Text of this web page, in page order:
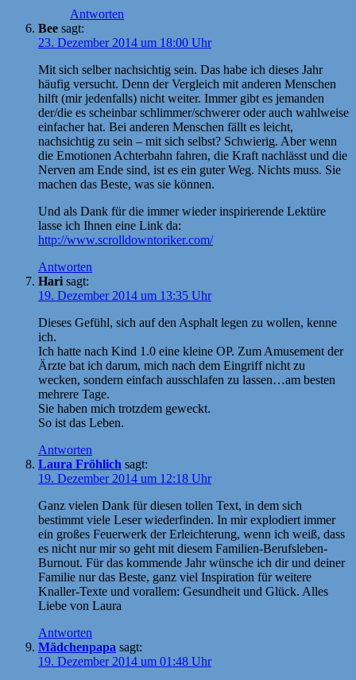
Antworten
Bee sagt:
23. Dezember 2014 um 18:00 Uhr
Mit sich selber nachsichtig sein. Das habe ich dieses Jahr
häufig versucht. Denn der Vergleich mit anderen Menschen
hilft (mir jedenfalls) nicht weiter. Immer gibt es jemanden
der/die es scheinbar schlimmer/schwerer oder auch wahlweise
einfacher hat. Bei anderen Menschen fällt es leicht,
nachsichtig zu sein – mit sich selbst? Schwierig. Aber wenn
die Emotionen Achterbahn fahren, die Kraft nachlässt und die
Nerven am Ende sind, ist es ein guter Weg. Nichts muss. Sie
machen das Beste, was sie können.
Und als Dank für die immer wieder inspirierende Lektüre
lasse ich Ihnen eine Link da:
http://www.scrolldowntoriker.com/
Antworten
Hari sagt:
19. Dezember 2014 um 13:35 Uhr
Dieses Gefühl, sich auf den Asphalt legen zu wollen, kenne
ich.
Ich hatte nach Kind 1.0 eine kleine OP. Zum Amusement der
Ärzte bat ich darum, mich nach dem Eingriff nicht zu
wecken, sondern einfach ausschlafen zu lassen…am besten
mehrere Tage.
Sie haben mich trotzdem geweckt.
So ist das Leben.
Antworten
Laura Fröhlich sagt:
19. Dezember 2014 um 12:18 Uhr
Ganz vielen Dank für diesen tollen Text, in dem sich
bestimmt viele Leser wiederfinden. In mir explodiert immer
ein großes Feuerwerk der Erleichterung, wenn ich weiß, dass
es nicht nur mir so geht mit diesem Familien-Berufsleben-
Burnout. Für das kommende Jahr wünsche ich dir und deiner
Familie nur das Beste, ganz viel Inspiration für weitere
Knaller-Texte und vorallem: Gesundheit und Glück. Alles
Liebe von Laura
Antworten
Mädchenpapa sagt:
19. Dezember 2014 um 01:48 Uhr